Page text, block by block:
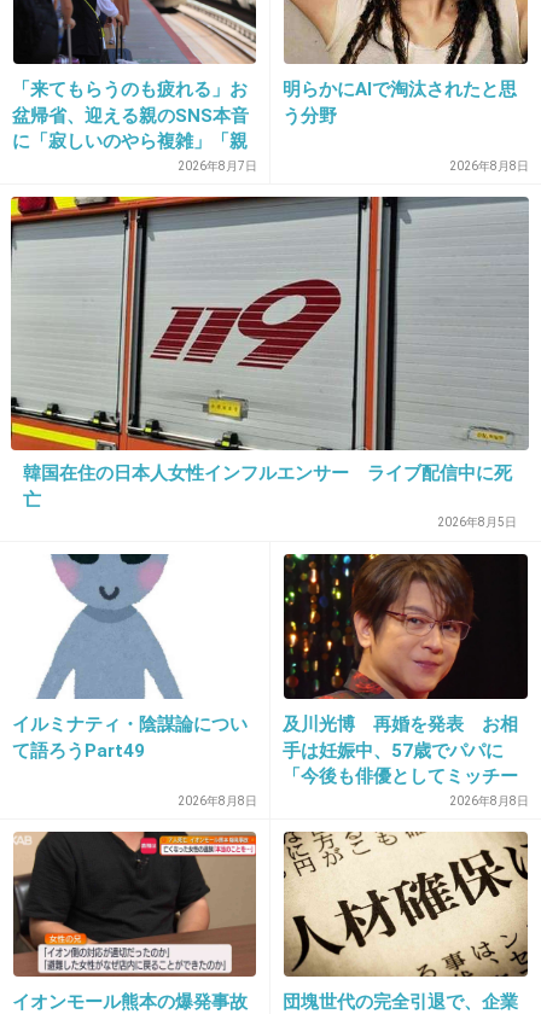
2013/06/20(木) 14:31:51
心霊写真!?
-15
17. 匿名2013/06/20(木) 14:32:08
光の加減で写ってないとかいうレベルじゃない
腕がない！
+51
顔も怖いけど。
-9
19. 匿名 2013/06/20(木) 14:32:29
テーブルに後ろ手についてるのかな？
それにしても不自然だよね…
「来てもらうのも疲れる」お
盆帰省、迎える親のSNS本音
に「寂しいのやら複雑」「親
孝行だと思っていたのに」
2026年8月7日
明らかにAIで淘汰されたと思
う分野
2026年8月8日
韓国在住の日本人女性インフルエンサー ライブ配信中に死
亡
2026年8月5日
イルミナティ・陰謀論につい
て語ろうPart49
2026年8月8日
及川光博 再婚を発表 お相
手は妊娠中、57歳でパパに
「今後も俳優としてミッチー
2026年8月8日
イオンモール熊本の爆発事故
団塊世代の完全引退で、企業